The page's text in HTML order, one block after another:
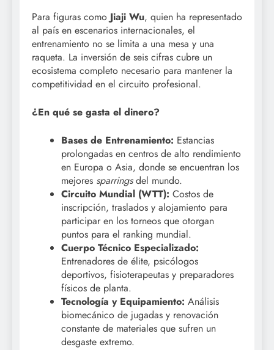
Para figuras como Jiaji Wu, quien ha representado
al país en escenarios internacionales, el
entrenamiento no se limita a una mesa y una
raqueta. La inversión de seis cifras cubre un
ecosistema completo necesario para mantener la
competitividad en el circuito profesional.
¿En qué se gasta el dinero?
Bases de Entrenamiento: Estancias
prolongadas en centros de alto rendimiento
en Europa o Asia, donde se encuentran los
mejores sparringsdel mundo.
Circuito Mundial (WTT): Costos de
inscripción, traslados y alojamiento para
participar en los torneos que otorgan
puntos para el ranking mundial.
Cuerpo Técnico Especializado:
Entrenadores de élite, psicólogos
deportivos, fisioterapeutas y preparadores
físicos de planta.
Tecnología y Equipamiento: Análisis
biomecánico de jugadas y renovación
constante de materiales que sufren un
desgaste extremo.